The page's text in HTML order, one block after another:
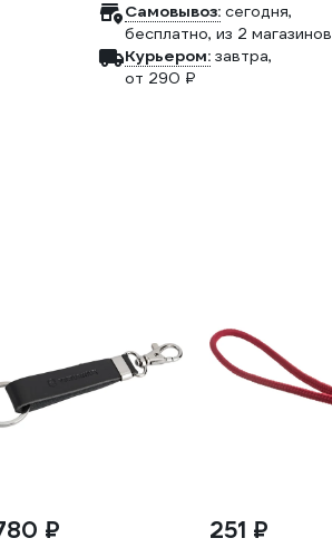
Самовывоз: сегодня,
бесплатно, из 2 магазинов
Курьером: завтра,
от 290 ₽
₽ 251 ₽